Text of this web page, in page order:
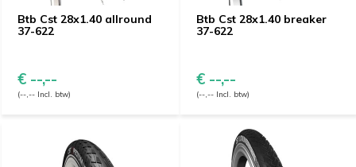
Btb Cst 28x1.40 allround
37-622
€ --,--
(--,-- Incl. btw)
Btb Cst 28x1.40 breaker
37-622
€ --,--
(--,-- Incl. btw)